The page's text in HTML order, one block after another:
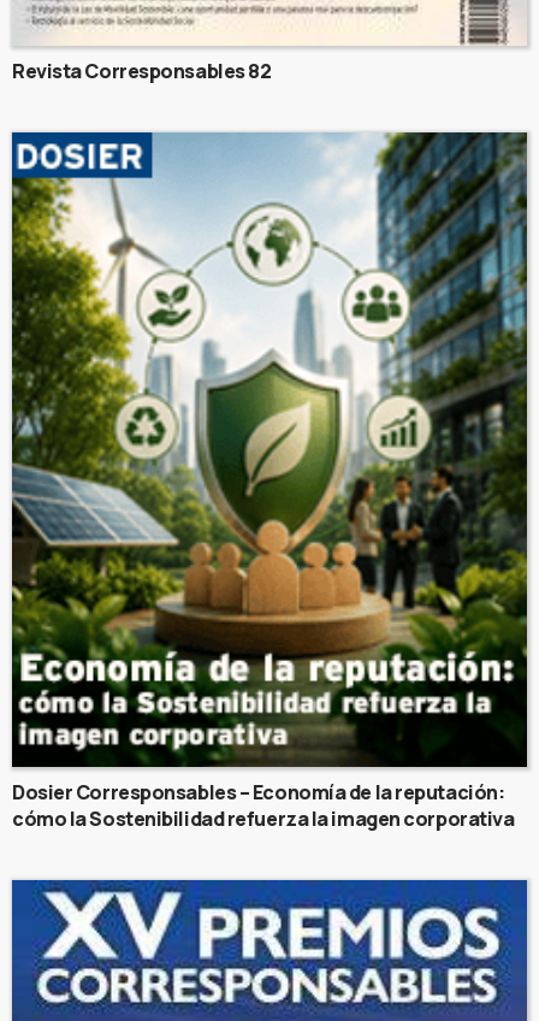
Revista Corresponsables 82
Dosier Corresponsables – Economía de la reputación:
cómo la Sostenibilidad refuerza la imagen corporativa